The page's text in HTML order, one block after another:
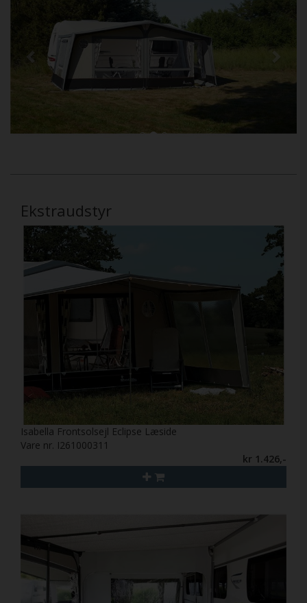
Ekstraudstyr
Isabella Frontsolsejl Eclipse Læside
Vare nr. I261000311
kr 1.426,-